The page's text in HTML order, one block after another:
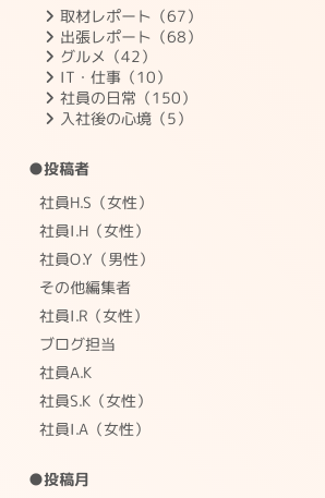
取材レポート（67）
出張レポート（68）
グルメ（42）
IT・仕事（10）
社員の日常（150）
入社後の心境（5）
●投稿者
社員H.S（女性）
社員I.H（女性）
社員O.Y（男性）
その他編集者
社員I.R（女性）
ブログ担当
社員A.K
社員S.K（女性）
社員I.A（女性）
●投稿月